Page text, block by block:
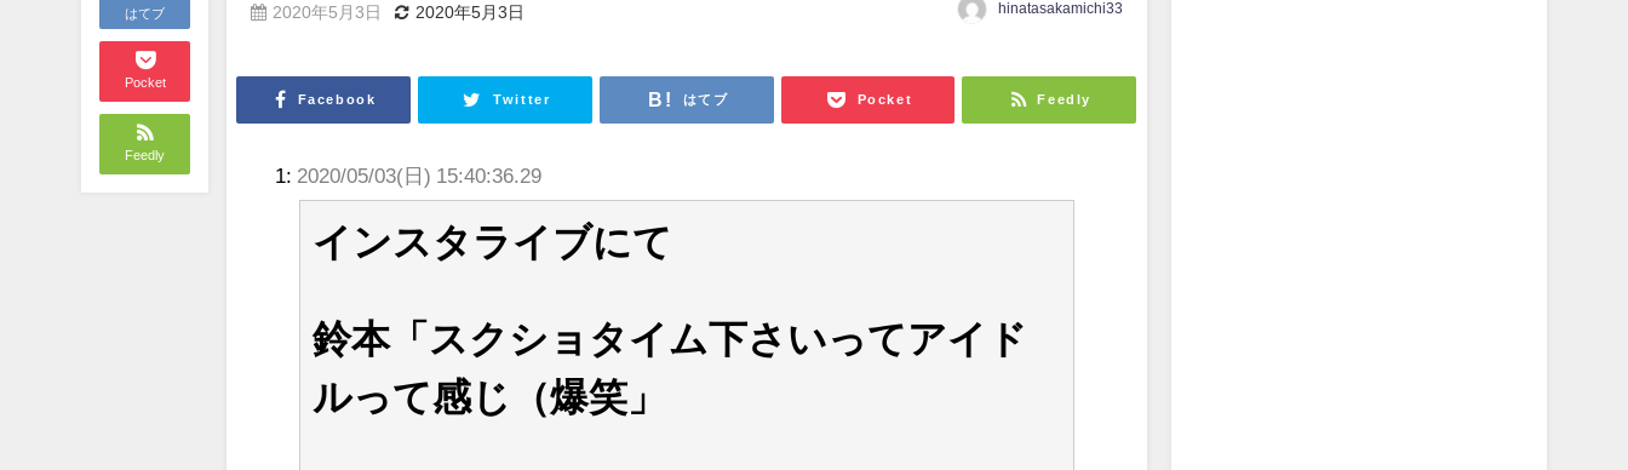
はてブ
Pocket
Feedly
2020年5月3日 2020年5月3日 hinatasakamichi33
Facebook Twitter はてブ Pocket Feedly
1: 2020/05/03(日) 15:40:36.29
インスタライブにて
鈴本「スクショタイム下さいってアイド
ルって感じ（爆笑」